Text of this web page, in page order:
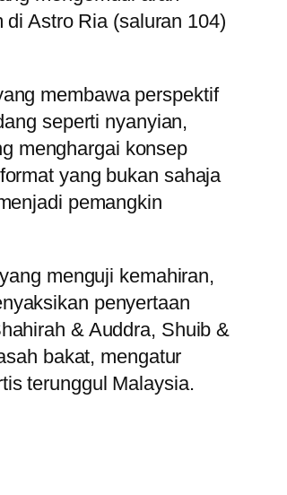
Astro Ria (saluran 104)
membawa perspektif
seperti nyanyian,
menghargai konsep
yang bukan sahaja
pemangkin
menguji kemahiran,
penyertaan
& Auddra, Shuib &
bakat, mengatur
terunggul Malaysia.